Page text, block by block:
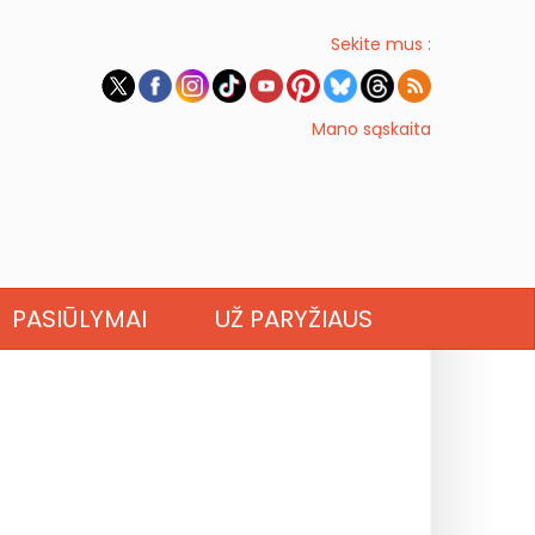
Sekite mus :
Mano sąskaita
PASIŪLYMAI UŽ PARYŽIAUS